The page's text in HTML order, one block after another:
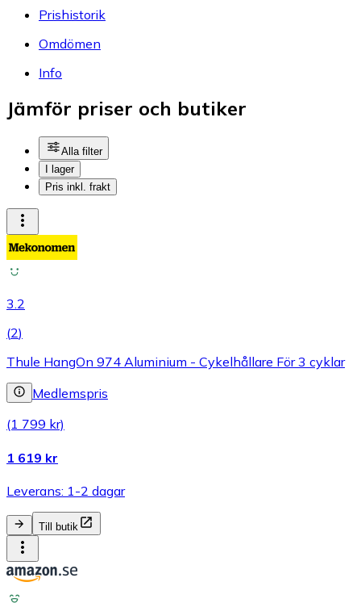
Prishistorik
Omdömen
Info
Jämför priser och butiker
Alla filter
I lager
Pris inkl. frakt
3.2
(2)
Thule HangOn 974 Aluminium - Cykelhållare För 3 cyklar
Medlemspris
(1 799 kr)
1 619 kr
Leverans: 1-2 dagar
Till butik